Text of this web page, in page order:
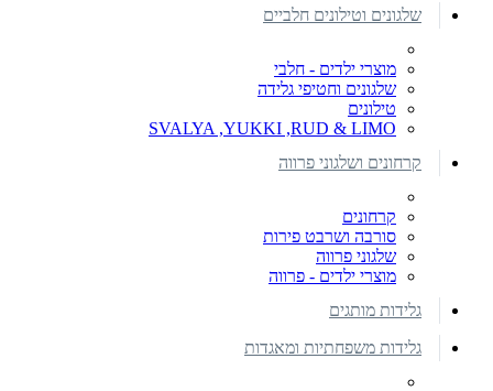
שלגונים וטילונים חלביים
מוצרי ילדים - חלבי
שלגונים וחטיפי גלידה
טילונים
SVALYA ,YUKKI ,RUD & LIMO
קרחונים ושלגוני פרווה
קרחונים
סורבה ושרבט פירות
שלגוני פרווה
מוצרי ילדים - פרווה
גלידות מותגים
גלידות משפחתיות ומאגדות